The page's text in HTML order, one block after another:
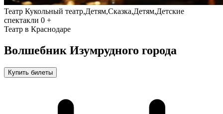
Театр Кукольный театр,Детям,Сказка,Детям,Детские
спектакли 0 +
Театр в Краснодаре
Волшебник Изумрудного города
Купить билеты